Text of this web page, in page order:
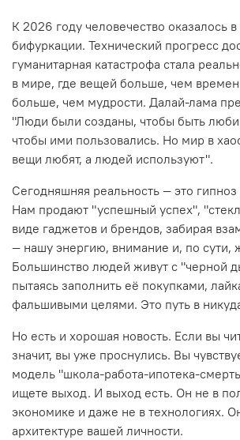
К 2026 году человечество оказалось в
бифуркации. Технический прогресс
гуманитарная катастрофа стала
в мире, где вещей больше, чем
больше, чем мудрости. Далай-лама
"Люди были созданы, чтобы быть
чтобы ими пользовались. Но мир в
вещи любят, а людей используют".
Сегодняшняя реальность — это
Нам продают "успешный успех",
виде гаджетов и брендов, забирая
— нашу энергию, внимание и, по сути,
Большинство людей живут с "черной
пытаясь заполнить её покупками,
фальшивыми целями. Это путь в
Но есть и хорошая новость. Если вы
значит, вы уже проснулись. Вы
модель "школа-работа-ипотека-
ищете выход. И выход есть. Он не в
экономике и даже не в технологиях.
архитектуре вашей личности.